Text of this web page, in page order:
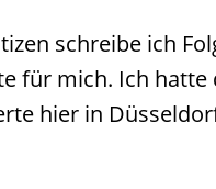
schreibe ich
für mich. Ich hatte
hier in